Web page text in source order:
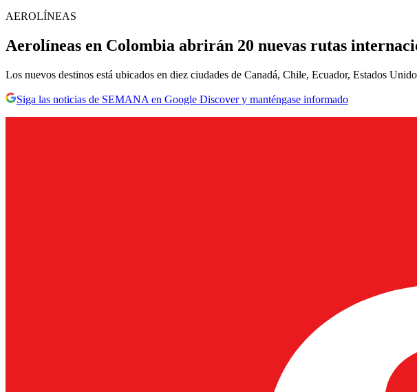
AEROLÍNEAS
Aerolíneas en Colombia abrirán 20 nuevas rutas
Los nuevos destinos está ubicados en diez ciudades de Canadá, Chile, Ecuador, Estados
Siga las noticias de SEMANA en Google Discover y manténgase informado